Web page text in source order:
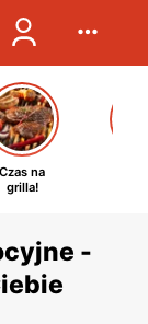
Czas na
grilla!
-